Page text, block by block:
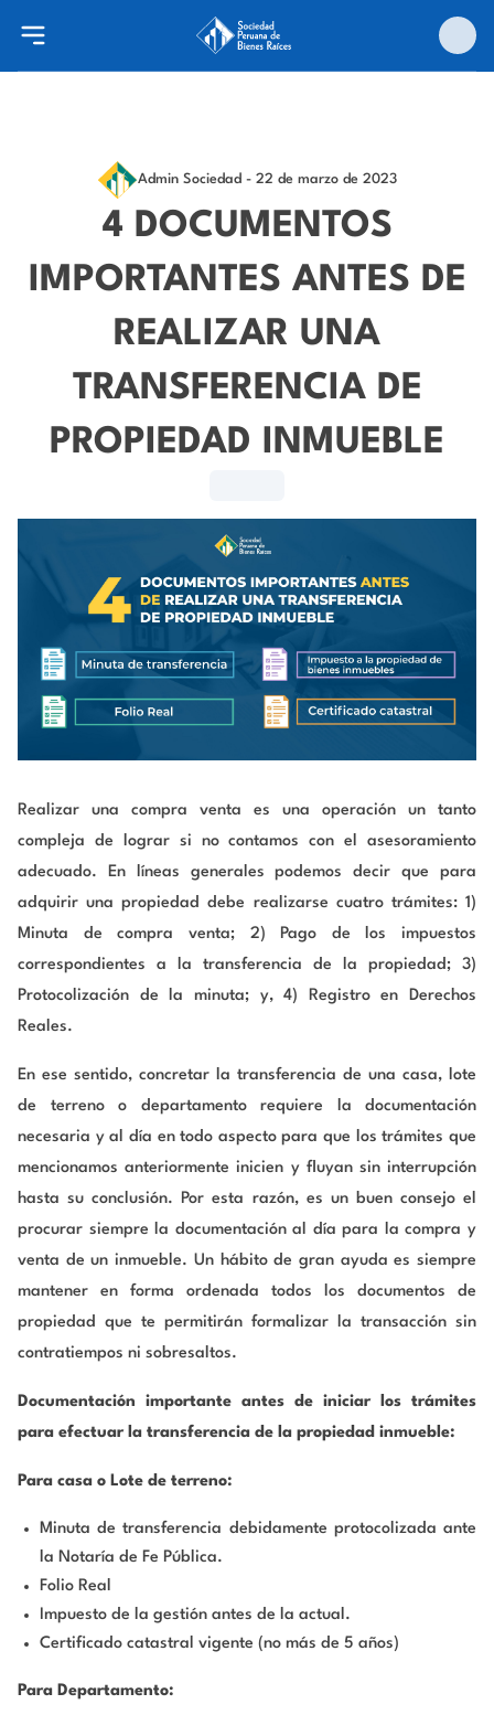
Admin Sociedad - 22 de marzo de 2023
4 DOCUMENTOS
IMPORTANTES ANTES DE
REALIZAR UNA
TRANSFERENCIA DE
PROPIEDAD INMUEBLE
Realizar una compra venta es una operación un tanto
compleja de lograr si no contamos con el asesoramiento
adecuado. En líneas generales podemos decir que para
adquirir una propiedad debe realizarse cuatro trámites: 1)
Minuta de compra venta; 2) Pago de los impuestos
correspondientes a la transferencia de la propiedad; 3)
Protocolización de la minuta; y, 4) Registro en Derechos
Reales.
En ese sentido, concretar la transferencia de una casa, lote
de terreno o departamento requiere la documentación
necesaria y al día en todo aspecto para que los trámites que
mencionamos anteriormente inicien y fluyan sin interrupción
hasta su conclusión. Por esta razón, es un buen consejo el
procurar siempre la documentación al día para la compra y
venta de un inmueble. Un hábito de gran ayuda es siempre
mantener en forma ordenada todos los documentos de
propiedad que te permitirán formalizar la transacción sin
contratiempos ni sobresaltos.
Documentación importante antes de iniciar los trámites
para efectuar la transferencia de la propiedad inmueble:
Para casa o Lote de terreno:
Minuta de transferencia debidamente protocolizada ante
la Notaría de Fe Pública.
Folio Real
Impuesto de la gestión antes de la actual.
Certificado catastral vigente (no más de 5 años)
Para Departamento: